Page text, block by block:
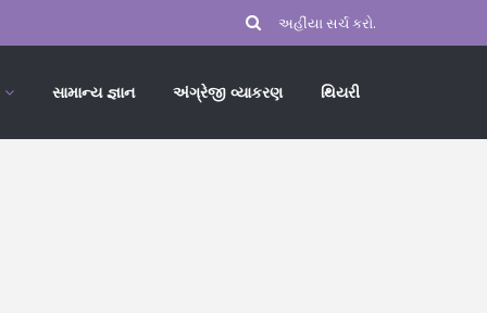
સામાન્ય જ્ઞાન અંગ્રેજી વ્યાકરણ થિયરી